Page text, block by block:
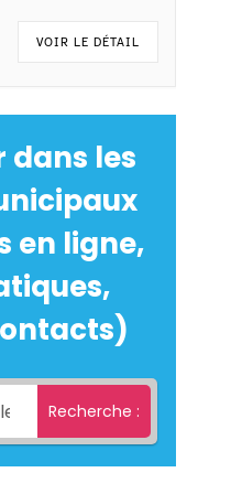
VOIR LE DÉTAIL
dans les
en ligne,
Recherche :